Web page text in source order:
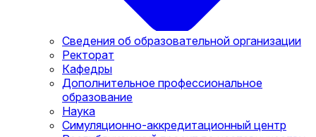
Сведения об образовательной организации
Ректорат
Кафедры
Дополнительное профессиональное
образование
Наука
Симуляционно-аккредитационный центр